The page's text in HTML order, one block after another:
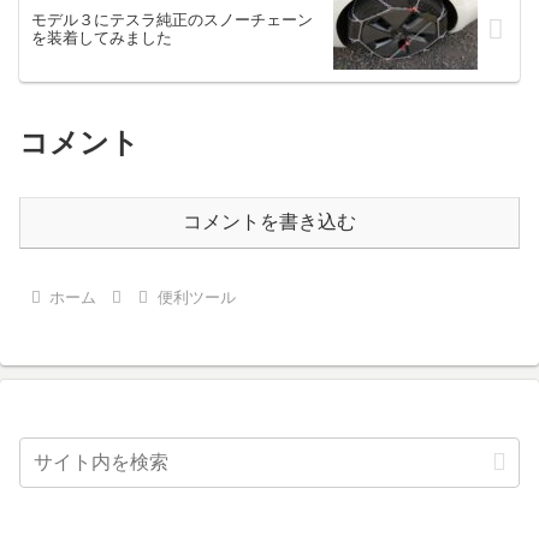
モデル３にテスラ純正のスノーチェーン
を装着してみました
コメント
コメントを書き込む
ホーム 便利ツール